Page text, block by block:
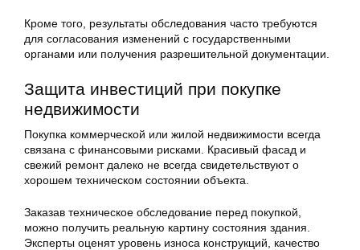
Кроме того, результаты обследования часто требуются
для согласования изменений с государственными
органами или получения разрешительной документации.
Защита инвестиций при покупке
недвижимости
Покупка коммерческой или жилой недвижимости всегда
связана с финансовыми рисками. Красивый фасад и
свежий ремонт далеко не всегда свидетельствуют о
хорошем техническом состоянии объекта.
Заказав техническое обследование перед покупкой,
можно получить реальную картину состояния здания.
Эксперты оценят уровень износа конструкций, качество